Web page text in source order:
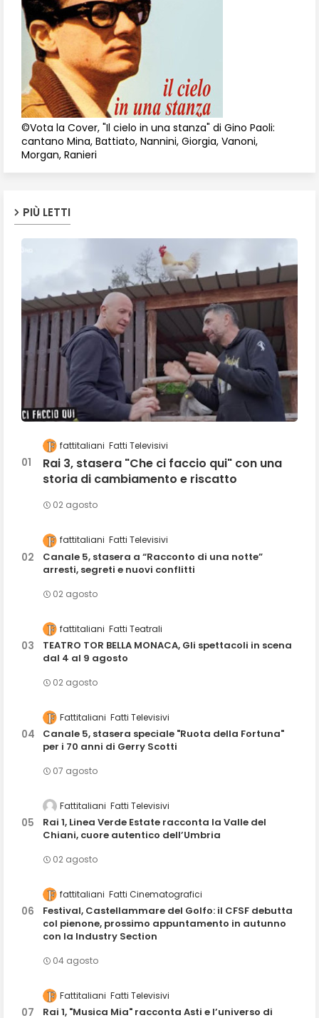
©Vota la Cover, "Il cielo in una stanza" di Gino Paoli:
cantano Mina, Battiato, Nannini, Giorgia, Vanoni,
Morgan, Ranieri
PIÙ LETTI
fattitaliani Fatti Televisivi
Rai 3, stasera "Che ci faccio qui" con una
storia di cambiamento e riscatto
02 agosto
fattitaliani Fatti Televisivi
Canale 5, stasera a “Racconto di una notte”
arresti, segreti e nuovi conflitti
02 agosto
fattitaliani Fatti Teatrali
TEATRO TOR BELLA MONACA, Gli spettacoli in scena
dal 4 al 9 agosto
02 agosto
Fattitaliani Fatti Televisivi
Canale 5, stasera speciale "Ruota della Fortuna"
per i 70 anni di Gerry Scotti
07 agosto
Fattitaliani Fatti Televisivi
Rai 1, Linea Verde Estate racconta la Valle del
Chiani, cuore autentico dell’Umbria
02 agosto
fattitaliani Fatti Cinematografici
Festival, Castellammare del Golfo: il CFSF debutta
col pienone, prossimo appuntamento in autunno
con la Industry Section
04 agosto
Fattitaliani Fatti Televisivi
Rai 1, "Musica Mia" racconta Asti e l’universo di